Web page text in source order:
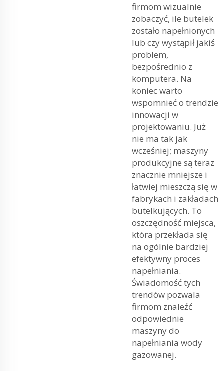
firmom wizualnie
zobaczyć, ile butelek
zostało napełnionych
lub czy wystąpił jakiś
problem,
bezpośrednio z
komputera. Na
koniec warto
wspomnieć o trendzie
innowacji w
projektowaniu. Już
nie ma tak jak
wcześniej; maszyny
produkcyjne są teraz
znacznie mniejsze i
łatwiej mieszczą się w
fabrykach i zakładach
butelkujących. To
oszczędność miejsca,
która przekłada się
na ogólnie bardziej
efektywny proces
napełniania.
Świadomość tych
trendów pozwala
firmom znaleźć
odpowiednie
maszyny do
napełniania wody
gazowanej.